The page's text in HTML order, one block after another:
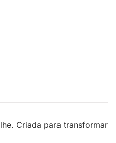
Criada para transformar